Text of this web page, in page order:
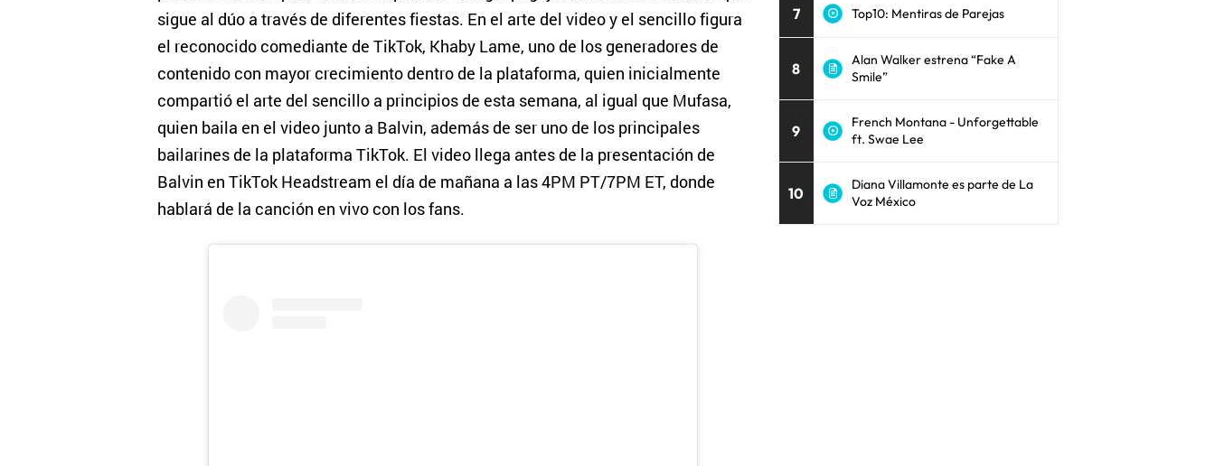
sigue al dúo a través de diferentes fiestas. En el arte del video y el sencillo figura
el reconocido comediante de TikTok, Khaby Lame, uno de los generadores de
contenido con mayor crecimiento dentro de la plataforma, quien inicialmente
compartió el arte del sencillo a principios de esta semana, al igual que Mufasa,
quien baila en el video junto a Balvin, además de ser uno de los principales
bailarines de la plataforma TikTok. El video llega antes de la presentación de
Balvin en TikTok Headstream el día de mañana a las 4PM PT/7PM ET, donde
hablará de la canción en vivo con los fans.
7 Top10: Mentiras de Parejas
8
Alan Walker estrena “Fake A
Smile”
9
French Montana - Unforgettable
ft. Swae Lee
10
Diana Villamonte es parte de La
Voz México